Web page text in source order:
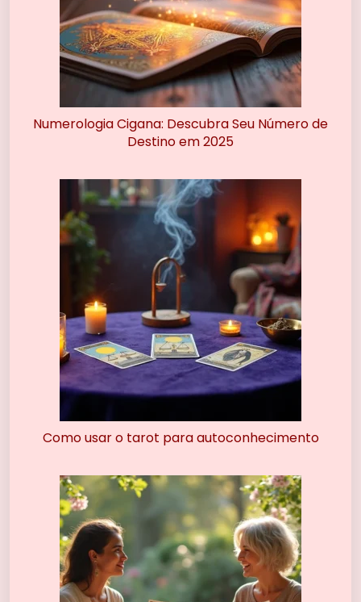
Numerologia Cigana: Descubra Seu Número de
Destino em 2025
Como usar o tarot para autoconhecimento